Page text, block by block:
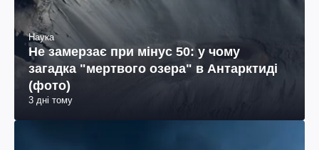
Наука
Не замерзає при мінус 50: у чому
загадка "мертвого озера" в Антарктиді
(фото)
3 дні тому